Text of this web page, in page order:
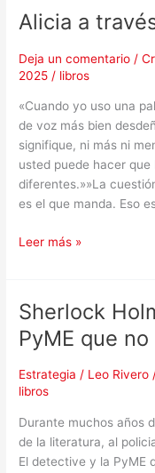
Alicia a
Deja un comentario /
2025 / libros
«Cuando yo uso una
de voz más bien
signifique, ni más ni
usted puede hacer
diferentes.»»La
es el que manda. Eso
Alicia
través
del
Leer más »
Sherlock
PyME que
Estrategia / Leo Rivero
libros
Durante muchos años
de la literatura, al
El detective y la PyME
Sherlock
Holmes
y
misterio
la
PyME
que